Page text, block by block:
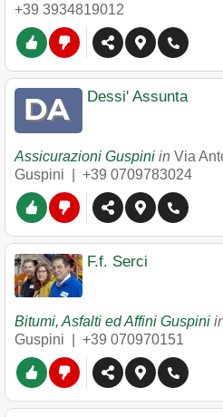
+39 3934819012
Dessi' Assunta
Assicurazioni Guspini in Via
Guspini
+39 0709783024
F.f. Serci
Bitumi, Asfalti ed Affini Guspini
Guspini
+39 070970151